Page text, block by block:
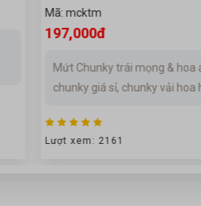
Mã: mcktm
197,000đ
Mứt Chunky trái mọng & hoa
chunky giá sỉ, chunky vải hoa
Lượt xem: 2161